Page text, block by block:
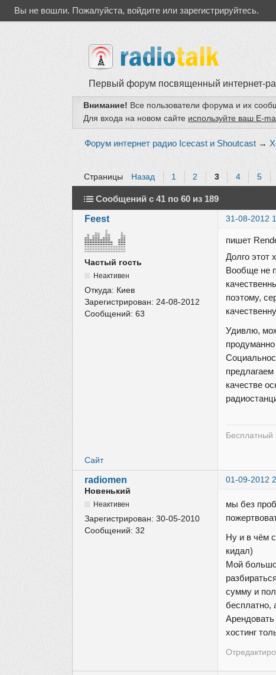
Вы не вошли. Пожалуйста, войдите или зарегистрируйтесь.
Первый форум посвященный интернет-
Внимание! Все пользователи форума и их
Для входа на новом сайте используйте ваш E-
Форум интернет радио Icecast и Shoutcast →
Страницы Назад 1 2 3 4 5
Сообщений с 41 по 60 из 189
Feest 31-08-2012
Частый гость
Неактивен
Откуда: Киев
Зарегистрирован: 24-08-2012
Сообщений:63
пишет
Долго этот
Вообще не
поэтому,
Удивлю,
качестве
Бесплатный
Сайт
radiomen
01-09-2012
Новенький
Неактивен
Зарегистрирован:30-05-2010
Сообщений:32
мы без
Ну и в чём
кидал)
Мой
сумму и
бесплатно,
хостинг